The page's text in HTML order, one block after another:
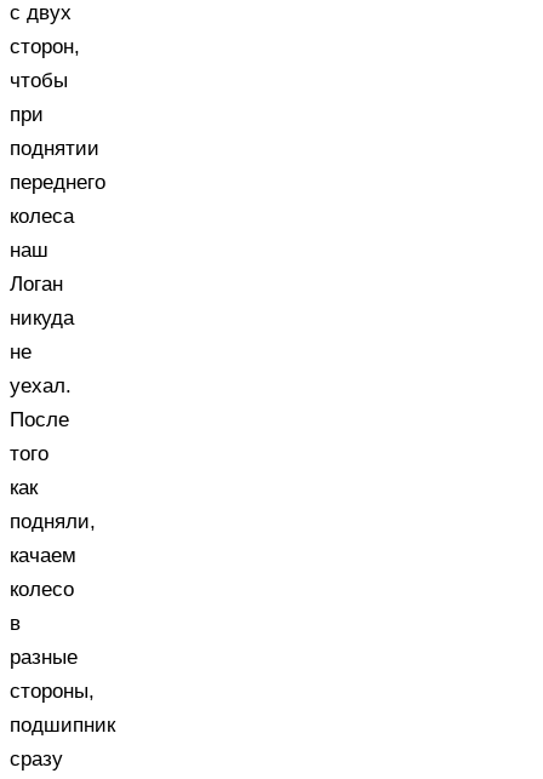
с двух
сторон,
чтобы
при
поднятии
переднего
колеса
наш
Логан
никуда
не
уехал.
После
того
как
подняли,
качаем
колесо
в
разные
стороны,
подшипник
сразу